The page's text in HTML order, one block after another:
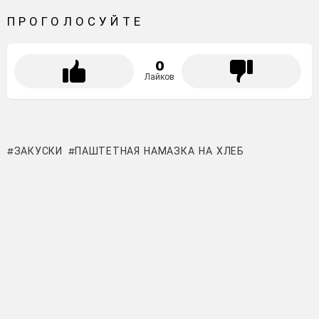
ПРОГОЛОСУЙТЕ
0
Лайков
ЗАКУСКИ ПАШТЕТНАЯ НАМАЗКА НА ХЛЕБ